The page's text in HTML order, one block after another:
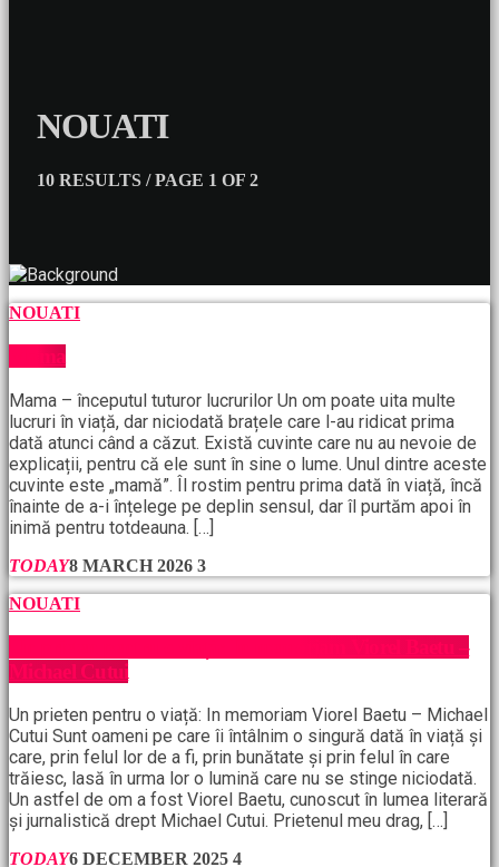
NOUATI
10 RESULTS / PAGE 1 OF 2
NOUATI
Mama
Mama – începutul tuturor lucrurilor Un om poate uita multe
lucruri în viață, dar niciodată brațele care l-au ridicat prima
dată atunci când a căzut. Există cuvinte care nu au nevoie de
explicații, pentru că ele sunt în sine o lume. Unul dintre aceste
cuvinte este „mamă”. Îl rostim pentru prima dată în viață, încă
înainte de a-i înțelege pe deplin sensul, dar îl purtăm apoi în
inimă pentru totdeauna. […]
TODAY8 MARCH 2026 3
NOUATI
Un prieten pentru o viață: In memoriam Viorel Baetu –
Michael Cutui
Un prieten pentru o viață: In memoriam Viorel Baetu – Michael
Cutui Sunt oameni pe care îi întâlnim o singură dată în viață și
care, prin felul lor de a fi, prin bunătate și prin felul în care
trăiesc, lasă în urma lor o lumină care nu se stinge niciodată.
Un astfel de om a fost Viorel Baetu, cunoscut în lumea literară
și jurnalistică drept Michael Cutui. Prietenul meu drag, […]
TODAY6 DECEMBER 2025 4